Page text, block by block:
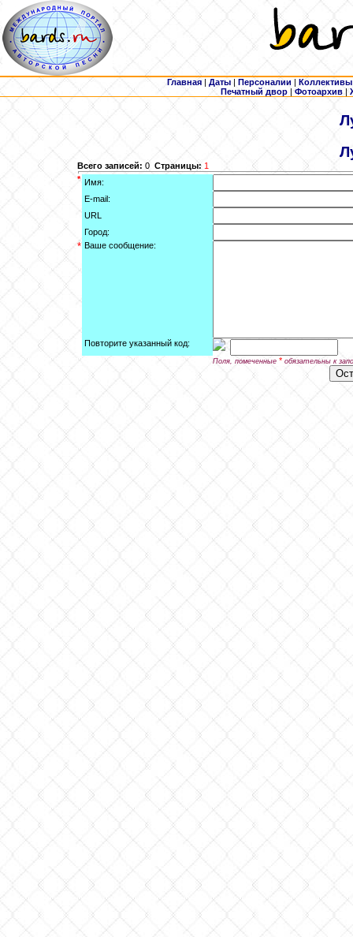
Главная | Даты | Персоналии | Коллективы
Печатный двор |Фотоархив |
Всего записей: 0 Страницы: 1
* Имя:
E-mail:
URL
Город:
* Ваше сообщение:
Повторите указанный код:
Поля, помеченные * обязательны к